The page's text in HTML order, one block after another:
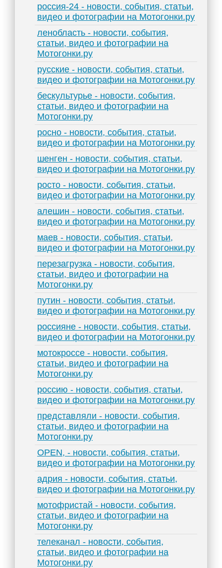
россия-24 - новости, события, статьи,
видео и фотографии на Мотогонки.ру
ленобласть - новости, события,
статьи, видео и фотографии на
Мотогонки.ру
русские - новости, события, статьи,
видео и фотографии на Мотогонки.ру
бескультурье - новости, события,
статьи, видео и фотографии на
Мотогонки.ру
росно - новости, события, статьи,
видео и фотографии на Мотогонки.ру
шенген - новости, события, статьи,
видео и фотографии на Мотогонки.ру
росто - новости, события, статьи,
видео и фотографии на Мотогонки.ру
алешин - новости, события, статьи,
видео и фотографии на Мотогонки.ру
маев - новости, события, статьи,
видео и фотографии на Мотогонки.ру
перезагрузка - новости, события,
статьи, видео и фотографии на
Мотогонки.ру
путин - новости, события, статьи,
видео и фотографии на Мотогонки.ру
россияне - новости, события, статьи,
видео и фотографии на Мотогонки.ру
мотокроссе - новости, события,
статьи, видео и фотографии на
Мотогонки.ру
россию - новости, события, статьи,
видео и фотографии на Мотогонки.ру
представляли - новости, события,
статьи, видео и фотографии на
Мотогонки.ру
OPEN, - новости, события, статьи,
видео и фотографии на Мотогонки.ру
адрия - новости, события, статьи,
видео и фотографии на Мотогонки.ру
мотофристай - новости, события,
статьи, видео и фотографии на
Мотогонки.ру
телеканал - новости, события,
статьи, видео и фотографии на
Мотогонки.ру